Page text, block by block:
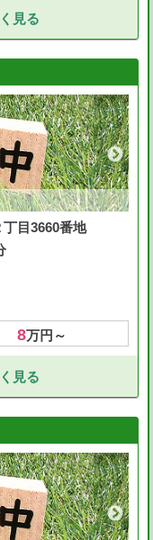
見る
目3660番地
8万円～
見る